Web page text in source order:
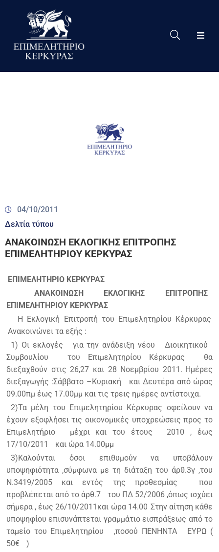
Το
Eπιμελητήριο
04/10/2011
Δελτία τύπου
ΑΝΑΚΟΙΝΩΣΗ ΕΚΛΟΓΙΚΗΣ ΕΠΙΤΡΟΠΗΣ
ΕΠΙΜΕΛΗΤΗΡΙΟΥ ΚΕΡΚΥΡΑΣ
ΕΠΙΜΕΛΗΤΗΡΙΟ ΚΕΡΚΥΡΑΣ
ΑΝΑΚΟΙΝΩΣΗ ΕΚΛΟΓΙΚΗΣ ΕΠΙΤΡΟΠΗΣ
ΕΠΙΜΕΛΗΤΗΡΙΟΥ ΚΕΡΚΥΡΑΣ
Η Εκλογική Επιτροπή του Επιμελητηρίου Κέρκυρας
Ανακοινώνει τα εξής :
1) Οι εκλογές
για την ανάδειξη νέου
Διοικητικού
Συμβουλίου
του Επιμελητηρίου Κέρκυρας
θα
διεξαχθούν στις 26,27 και 28 Νοεμβρίου 2011. Ημέρες
διεξαγωγής :Σάββατο –Κυριακή
και Δευτέρα από ώρας
09.00πμ έως 17.00μμ και τις τρεις ημέρες αντίστοιχα.
2)Τα μέλη του Επιμελητηρίου Κέρκυρας οφείλουν να
έχουν εξοφλήσει τις οικονομικές υποχρεώσεις προς το
Επιμελητήριο
μέχρι και του έτους
2010 , έως
17/10/2011
και ώρα 14.00μμ
3)Καλούνται όσοι επιθυμούν να υποβάλουν
υποψηφιότητα ,σύμφωνα με τη διάταξη του άρθ.3γ ,του
Ν.3419/2005 και εντός της προθεσμίας
που
προβλέπεται από το άρθ.7
του ΠΔ 52/2006 ,όπως ισχύει
σήμερα , έως 26/10/2011και ώρα 14.00 Στην αίτηση κάθε
υποψηφίου επισυνάπτεται γραμμάτιο εισπράξεως από το
ταμείο του Επιμελητηρίου
,ποσού ΠΕΝΗΝΤΑ
ΕΥΡΩ (
50€
)